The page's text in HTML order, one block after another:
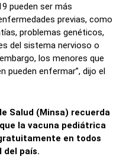
pueden ser más
previas, como
problemas genéticos,
del sistema nervioso o
los menores que
pueden enfermar”, dijo el
Salud (Minsa) recuerda
la vacuna pediátrica
en todos
del país.